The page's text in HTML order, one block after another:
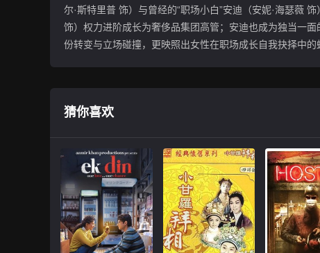
尔·斯特里普 饰）与曾经的“职场小白”安迪（安妮·海瑟薇
饰）权力进阶成长为奢侈品集团高管；安迪也成为独当一
份转变与立场碰撞，更映照出女性在职场成长自我抉择中
猜你喜欢